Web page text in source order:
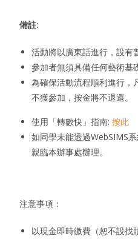
備註:
活動將以廣東話進行，設有
參加者無須具備任何藝術基
為確保活動流程順利進行，
不獲參加，按金將不退還。
使用「轉數快」指南:按此
如同學未能透過WebSIMS
親臨本辦事處辦理。
注意事項：
以現金即時繳費（恕不設找